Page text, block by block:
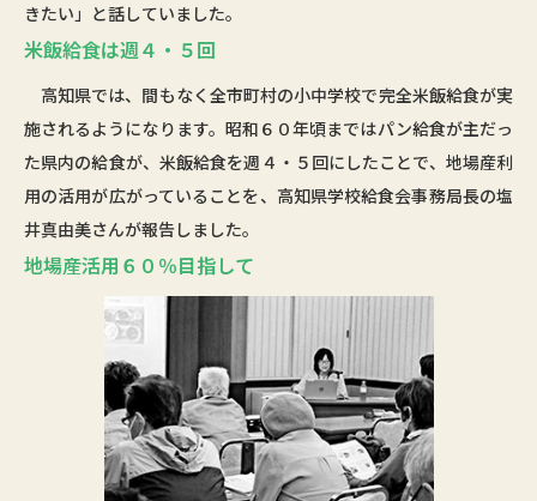
きたい」と話していました。
米飯給食は週４・５回
高知県では、間もなく全市町村の小中学校で完全米飯給食が実
施されるようになります。昭和６０年頃まではパン給食が主だっ
た県内の給食が、米飯給食を週４・５回にしたことで、地場産利
用の活用が広がっていることを、高知県学校給食会事務局長の塩
井真由美さんが報告しました。
地場産活用６０％目指して